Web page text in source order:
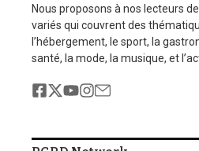
Nous proposons à nos lecteurs
variés qui couvrent des
l’hébergement, le sport, la
santé, la mode, la musique, et